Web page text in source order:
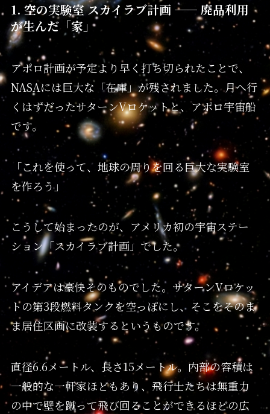
1. 空の実験室 スカイラブ計画 —— 廃品利用
が生んだ「家」
アポロ計画が予定より早く打ち切られたことで、
NASAには巨大な「在庫」が残されました。月へ行
くはずだったサターンVロケットと、アポロ宇宙船
です。
「これを使って、地球の周りを回る巨大な実験室
を作ろう」
こうして始まったのが、アメリカ初の宇宙ステー
ション「スカイラブ計画」でした。
アイデアは豪快そのものでした。サターンVロケッ
トの第3段燃料タンクを空っぽにし、そこをそのま
ま居住区画に改装するというものです。
直径6.6メートル、長さ15メートル。内部の容積は
一般的な一軒家ほどもあり、飛行士たちは無重力
の中で壁を蹴って飛び回ることができるほどの広